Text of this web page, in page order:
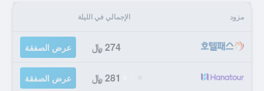
مزود الإجمالي في الليلة
274 ﷼ عرض الصفقة
281 ﷼ عرض الصفقة